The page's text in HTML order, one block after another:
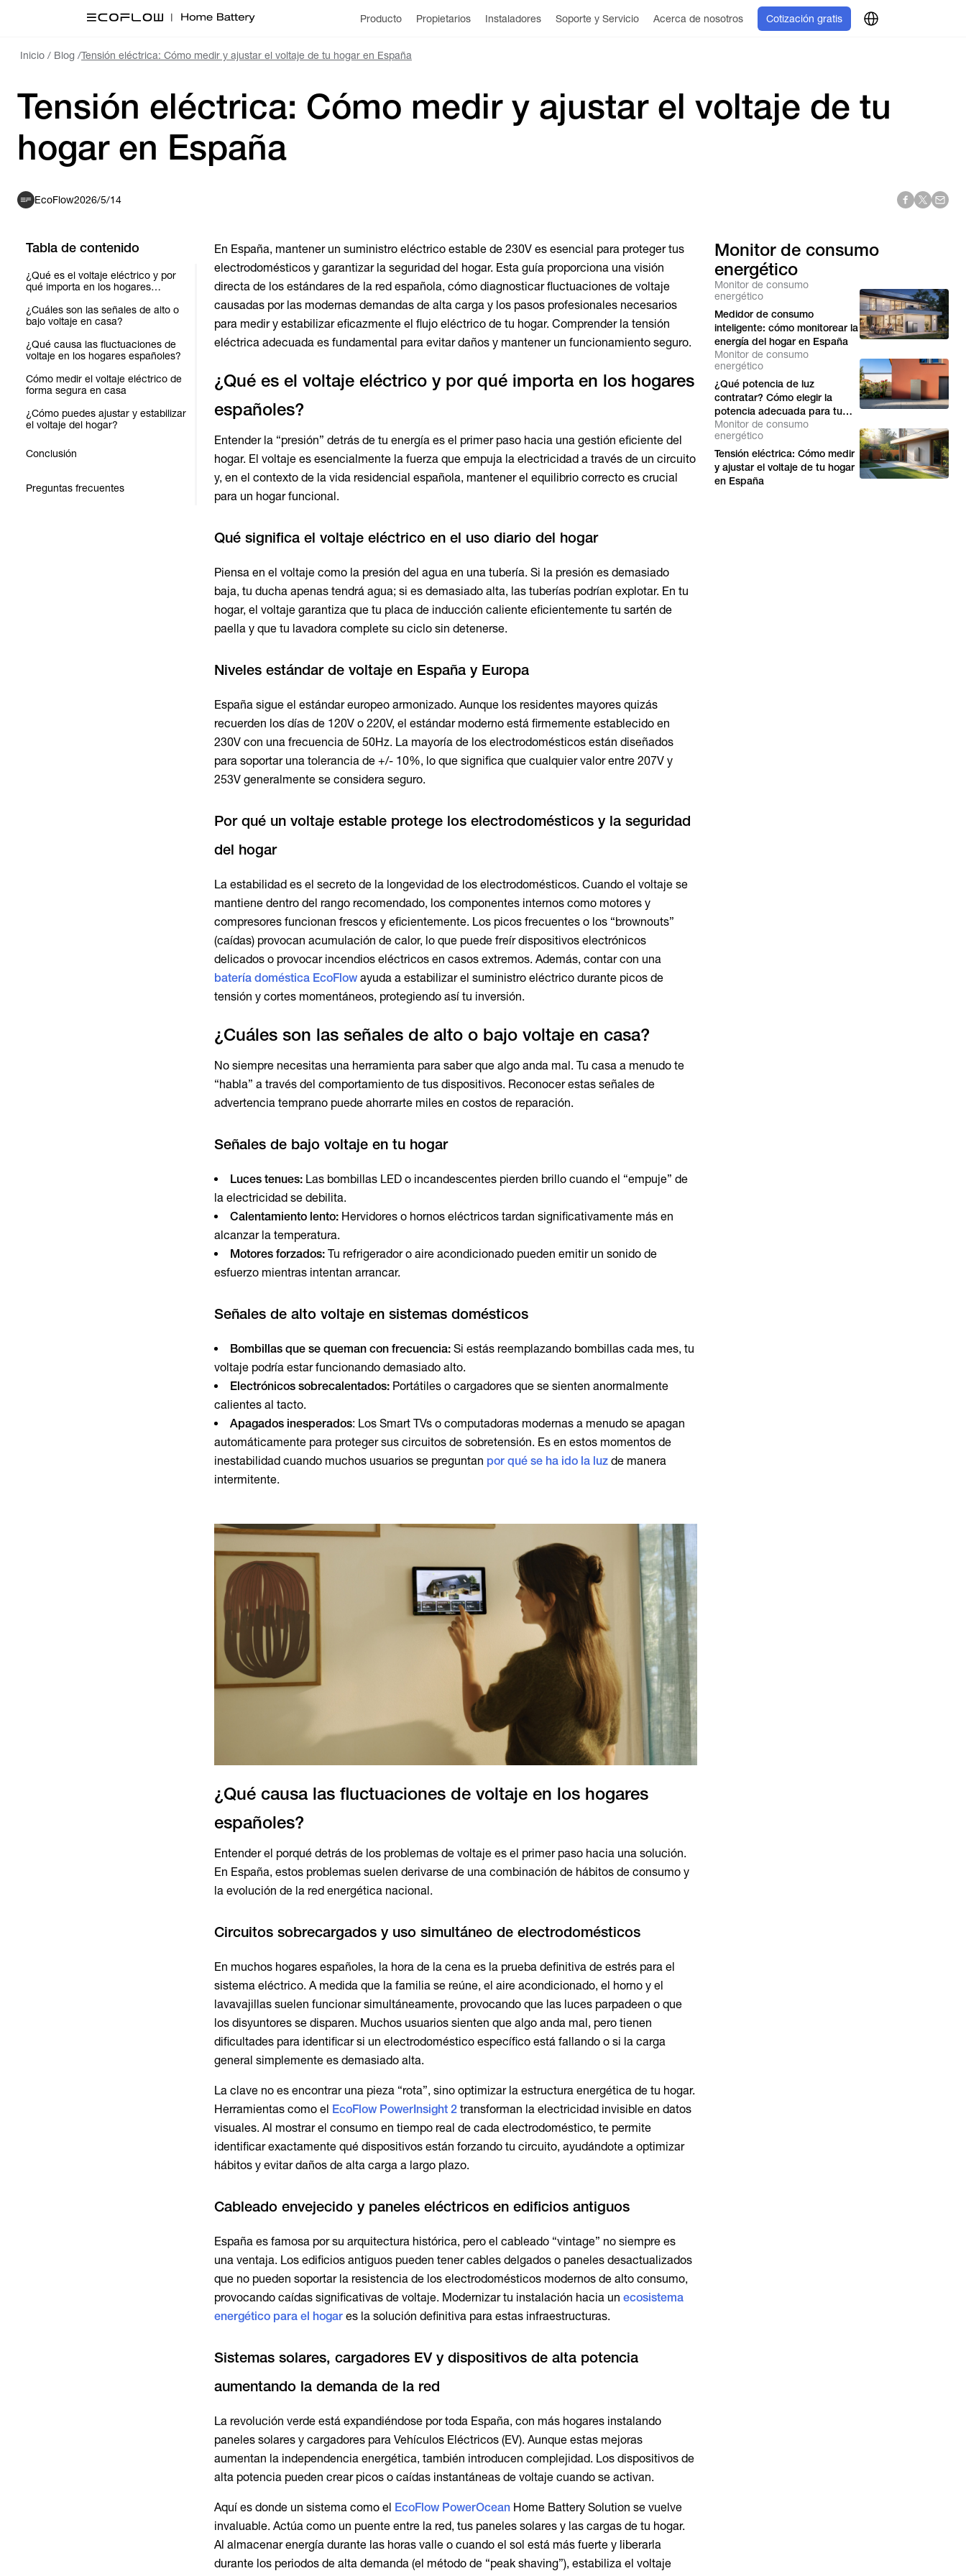
Producto Propietarios Instaladores Soporte y Servicio Acerca de nosotros Cotización gratis
Inicio / Blog /Tensión eléctrica: Cómo medir y ajustar el voltaje de tu hogar en España
Tensión eléctrica: Cómo medir y ajustar el voltaje de tu
hogar en España
EcoFlow2026/5/14
Tabla de contenido
¿Qué es el voltaje eléctrico y por
qué importa en los hogares
¿Cuáles son las señales de alto o
bajo voltaje en casa?
¿Qué causa las fluctuaciones de
voltaje en los hogares españoles?
Cómo medir el voltaje eléctrico de
forma segura en casa
¿Cómo puedes ajustar y estabilizar
el voltaje del hogar?
Conclusión
Preguntas frecuentes
En España, mantener un suministro eléctrico estable de 230V es esencial para proteger tus
electrodomésticos y garantizar la seguridad del hogar. Esta guía proporciona una visión
directa de los estándares de la red española, cómo diagnosticar fluctuaciones de voltaje
causadas por las modernas demandas de alta carga y los pasos profesionales necesarios
para medir y estabilizar eficazmente el flujo eléctrico de tu hogar. Comprender la tensión
eléctrica adecuada es fundamental para evitar daños y mantener un funcionamiento seguro.
¿Qué es el voltaje eléctrico y por qué importa en los hogares
españoles?
Entender la “presión” detrás de tu energía es el primer paso hacia una gestión eficiente del
hogar. El voltaje es esencialmente la fuerza que empuja la electricidad a través de un circuito
y, en el contexto de la vida residencial española, mantener el equilibrio correcto es crucial
para un hogar funcional.
Qué significa el voltaje eléctrico en el uso diario del hogar
Piensa en el voltaje como la presión del agua en una tubería. Si la presión es demasiado
baja, tu ducha apenas tendrá agua; si es demasiado alta, las tuberías podrían explotar. En tu
hogar, el voltaje garantiza que tu placa de inducción caliente eficientemente tu sartén de
paella y que tu lavadora complete su ciclo sin detenerse.
Niveles estándar de voltaje en España y Europa
España sigue el estándar europeo armonizado. Aunque los residentes mayores quizás
recuerden los días de 120V o 220V, el estándar moderno está firmemente establecido en
230V con una frecuencia de 50Hz. La mayoría de los electrodomésticos están diseñados
para soportar una tolerancia de +/- 10%, lo que significa que cualquier valor entre 207V y
253V generalmente se considera seguro.
Por qué un voltaje estable protege los electrodomésticos y la seguridad
del hogar
La estabilidad es el secreto de la longevidad de los electrodomésticos. Cuando el voltaje se
mantiene dentro del rango recomendado, los componentes internos como motores y
compresores funcionan frescos y eficientemente. Los picos frecuentes o los “brownouts”
(caídas) provocan acumulación de calor, lo que puede freír dispositivos electrónicos
delicados o provocar incendios eléctricos en casos extremos. Además, contar con una
batería doméstica EcoFlow ayuda a estabilizar el suministro eléctrico durante picos de
tensión y cortes momentáneos, protegiendo así tu inversión.
¿Cuáles son las señales de alto o bajo voltaje en casa?
No siempre necesitas una herramienta para saber que algo anda mal. Tu casa a menudo te
“habla” a través del comportamiento de tus dispositivos. Reconocer estas señales de
advertencia temprano puede ahorrarte miles en costos de reparación.
Señales de bajo voltaje en tu hogar
Luces tenues: Las bombillas LED o incandescentes pierden brillo cuando el “empuje” de
la electricidad se debilita.
Calentamiento lento: Hervidores o hornos eléctricos tardan significativamente más en
alcanzar la temperatura.
Motores forzados: Tu refrigerador o aire acondicionado pueden emitir un sonido de
esfuerzo mientras intentan arrancar.
Señales de alto voltaje en sistemas domésticos
Bombillas que se queman con frecuencia: Si estás reemplazando bombillas cada mes, tu
voltaje podría estar funcionando demasiado alto.
Electrónicos sobrecalentados: Portátiles o cargadores que se sienten anormalmente
calientes al tacto.
Apagados inesperados: Los Smart TVs o computadoras modernas a menudo se apagan
automáticamente para proteger sus circuitos de sobretensión. Es en estos momentos de
inestabilidad cuando muchos usuarios se preguntan por qué se ha ido la luz de manera
intermitente.
¿Qué causa las fluctuaciones de voltaje en los hogares
españoles?
Entender el porqué detrás de los problemas de voltaje es el primer paso hacia una solución.
En España, estos problemas suelen derivarse de una combinación de hábitos de consumo y
la evolución de la red energética nacional.
Circuitos sobrecargados y uso simultáneo de electrodomésticos
En muchos hogares españoles, la hora de la cena es la prueba definitiva de estrés para el
sistema eléctrico. A medida que la familia se reúne, el aire acondicionado, el horno y el
lavavajillas suelen funcionar simultáneamente, provocando que las luces parpadeen o que
los disyuntores se disparen. Muchos usuarios sienten que algo anda mal, pero tienen
dificultades para identificar si un electrodoméstico específico está fallando o si la carga
general simplemente es demasiado alta.
La clave no es encontrar una pieza “rota”, sino optimizar la estructura energética de tu hogar.
Herramientas como el EcoFlow PowerInsight 2 transforman la electricidad invisible en datos
visuales. Al mostrar el consumo en tiempo real de cada electrodoméstico, te permite
identificar exactamente qué dispositivos están forzando tu circuito, ayudándote a optimizar
hábitos y evitar daños de alta carga a largo plazo.
Cableado envejecido y paneles eléctricos en edificios antiguos
España es famosa por su arquitectura histórica, pero el cableado “vintage” no siempre es
una ventaja. Los edificios antiguos pueden tener cables delgados o paneles desactualizados
que no pueden soportar la resistencia de los electrodomésticos modernos de alto consumo,
provocando caídas significativas de voltaje. Modernizar tu instalación hacia unecosistema
energético para el hogar es la solución definitiva para estas infraestructuras.
Sistemas solares, cargadores EV y dispositivos de alta potencia
aumentando la demanda de la red
La revolución verde está expandiéndose por toda España, con más hogares instalando
paneles solares y cargadores para Vehículos Eléctricos (EV). Aunque estas mejoras
aumentan la independencia energética, también introducen complejidad. Los dispositivos de
alta potencia pueden crear picos o caídas instantáneas de voltaje cuando se activan.
Aquí es donde un sistema como el EcoFlow PowerOcean Home Battery Solution se vuelve
invaluable. Actúa como un puente entre la red, tus paneles solares y las cargas de tu hogar.
Al almacenar energía durante las horas valle o cuando el sol está más fuerte y liberarla
durante los periodos de alta demanda (el método de “peak shaving”), estabiliza el voltaje
Monitor de consumo
energético
Monitor de consumo
energético
Medidor de consumo
inteligente: cómo monitorear la
energía del hogar en España
Monitor de consumo
energético
¿Qué potencia de luz
contratar? Cómo elegir la
potencia adecuada para tu
hogar en España
Monitor de consumo
energético
Tensión eléctrica: Cómo medir
y ajustar el voltaje de tu hogar
en España